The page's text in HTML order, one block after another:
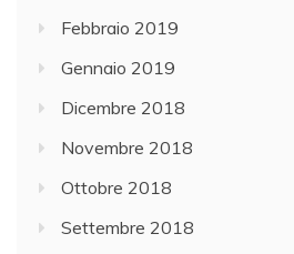
Febbraio 2019
Gennaio 2019
Dicembre 2018
Novembre 2018
Ottobre 2018
Settembre 2018